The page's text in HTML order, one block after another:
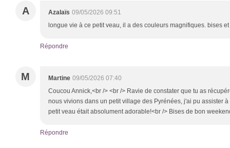
A Azalaïs 09/05/2026 09:51
longue vie à ce petit veau, il a des couleurs magnifiques. bises
Répondre
M Martine 09/05/2026 07:40
Coucou Annick,<br /> <br /> Ravie de constater que tu as
nous vivions dans un petit village des Pyrénées, j'ai pu assister
petit veau était absolument adorable!<br /> Bises de bon
Répondre